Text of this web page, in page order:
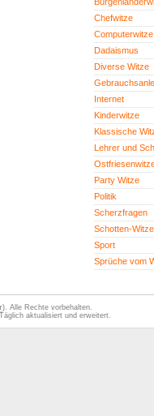
Chefwitze
Computerwitze
Dadaismus
Diverse Witze
Internet
Kinderwitze
Klassische
Lehrer und
Party Witze
Politik
Scherzfragen
Schotten-Witze
Sport
Sprüche vom
). Alle Rechte vorbehalten.
aktualisiert und erweitert.